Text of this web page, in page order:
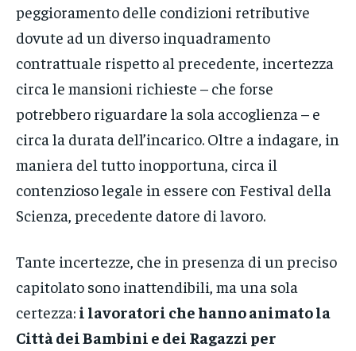
peggioramento delle condizioni retributive
dovute ad un diverso inquadramento
contrattuale rispetto al precedente, incertezza
circa le mansioni richieste – che forse
potrebbero riguardare la sola accoglienza – e
circa la durata dell’incarico. Oltre a indagare, in
maniera del tutto inopportuna, circa il
contenzioso legale in essere con Festival della
Scienza, precedente datore di lavoro.
Tante incertezze, che in presenza di un preciso
capitolato sono inattendibili, ma una sola
certezza: i lavoratori che hanno animato la
Città dei Bambini e dei Ragazzi per